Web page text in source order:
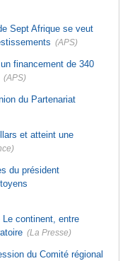
Sept Afrique se veut
(APS)
financement de 340
(APS)
du Partenariat
et atteint une
du président
Le continent, entre
(La Presse)
du Comité régional